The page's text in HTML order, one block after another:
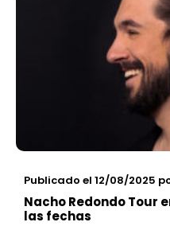
Publicado el 12/08/2025
Nacho Redondo Tour
las fechas